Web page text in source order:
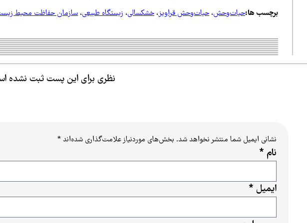
برچسب ها:حیات‌وحش،حیات‌وحش قراویز،خشکسالی، زیستگاه طبیعی،سازمان حفاظت محیط
نظری برای این پست ثبت نشده
نشانی ایمیل شما منتشر نخواهد شد. بخش‌های موردنیاز علامت‌گذاری شده‌اند*
نام *
ایمیل *